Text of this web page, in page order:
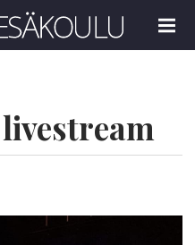
MENU
livestream